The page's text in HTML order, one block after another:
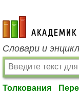
academic.ru
Словари и
Толкования